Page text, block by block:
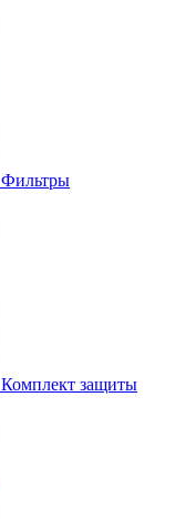
Фильтры
Комплект защиты